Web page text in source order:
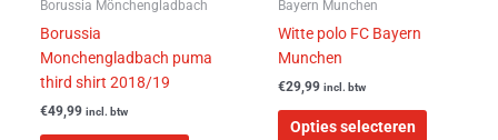
Borussia Mönchengladbach
Borussia
Monchengladbach puma
third shirt 2018/19
€49,99 incl. btw
de
Bayern Munchen
Witte polo FC Bayern
Munchen
€29,99 incl. btw
Opties selecteren